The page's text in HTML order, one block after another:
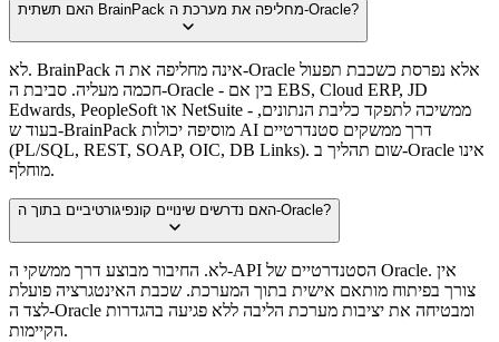
האם תשתית BrainPack מחליפה את מערכת ה-Oracle?
לא. BrainPack אינה מחליפה את ה-Oracle אלא נפרסת כשכבת תפעול
חכמה מעליה. סביבת ה-Oracle - בין אם EBS, Cloud ERP, JD
Edwards, PeopleSoft או NetSuite - ממשיכה לתפקד כליבת הנתונים,
בעוד ש-BrainPack מוסיפה יכולות AI דרך ממשקים סטנדרטיים
(PL/SQL, REST, SOAP, OIC, DB Links). שום תהליך ב-Oracle אינו
מוחלף.
האם נדרשים שינויים קונפיגורטיביים בתוך ה-Oracle?
לא. החיבור מבוצע דרך ממשקי ה-API הסטנדרטיים של Oracle. אין
צורך בפיתוח מותאם אישית בתוך המערכת. שכבת האינטגרציה פועלת
לצד ה-Oracle ומבטיחה את יציבות מערכת הליבה ללא פגיעה בהגדרות
הקיימות.